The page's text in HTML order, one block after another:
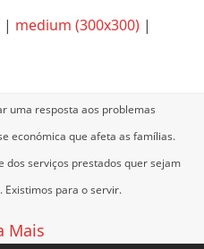
| medium (300x300) |
uma resposta aos problemas
económica que afeta as famílias.
dos serviços prestados quer sejam
Existimos para o servir.
Mais